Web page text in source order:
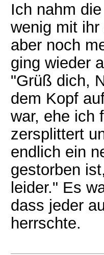
Ich nahm
wenig mit
aber noch
ging wieder
"Grüß dich,
dem Kopf
war, ehe ich
zersplittert
endlich ein
gestorben
leider." Es
dass jeder
herrschte.